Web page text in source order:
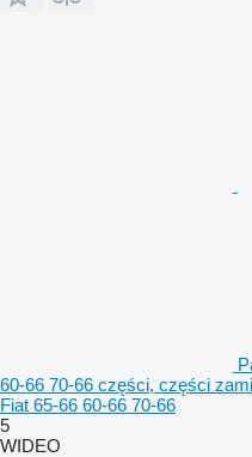
60-66 70-66 części, części
Fiat 65-66 60-66 70-66
5
WIDEO